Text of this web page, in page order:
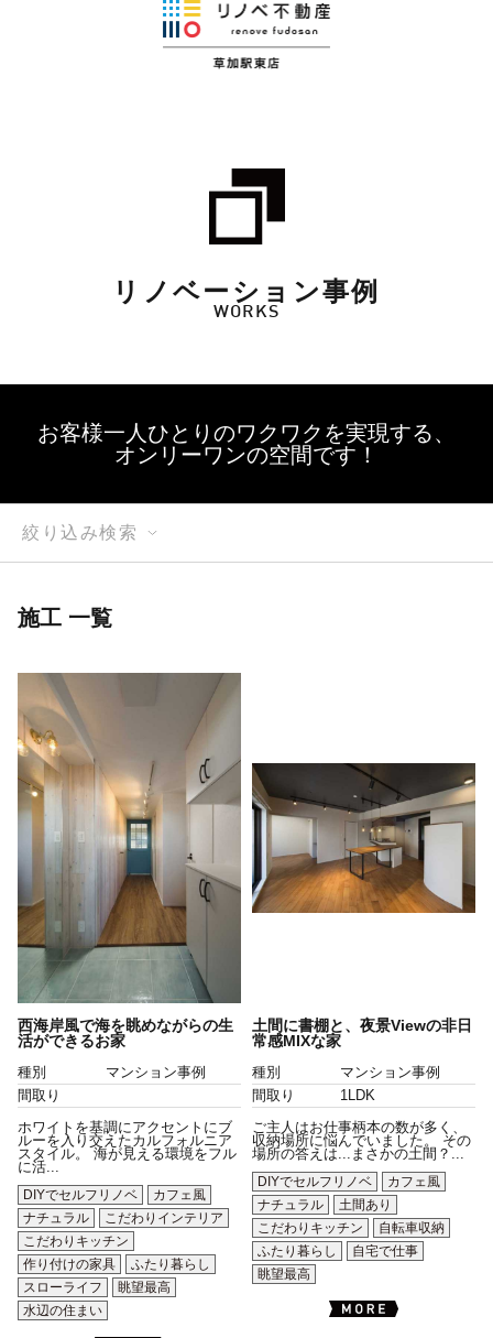
リノベーション事例
WORKS
お客様一人ひとりのワクワクを実現する、
オンリーワンの空間です！
絞り込み検索
施工 一覧
西海岸風で海を眺めながらの生
活ができるお家
種別
マンション事例
間取り
ホワイトを基調にアクセントにブ
ルーを入り交えたカルフォルニア
スタイル。 海が見える環境をフル
に活...
DIYでセルフリノベ
カフェ風
ナチュラル
こだわりインテリア
こだわりキッチン
作り付けの家具
ふたり暮らし
スローライフ
眺望最高
水辺の住まい
土間に書棚と、夜景Viewの非日
常感MIXな家
種別
マンション事例
間取り
1LDK
ご主人はお仕事柄本の数が多く、
収納場所に悩んでいました。 その
場所の答えは...まさかの土間？...
DIYでセルフリノベ
カフェ風
ナチュラル
土間あり
こだわりキッチン
自転車収納
ふたり暮らし
自宅で仕事
眺望最高